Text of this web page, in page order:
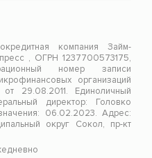
компания Займ-
, ОГРН 1237700573175,
номер записи
организаций
29.08.2011. Единоличный
директор: Головко
06.02.2023. Адрес:
округ Сокол, пр-кт